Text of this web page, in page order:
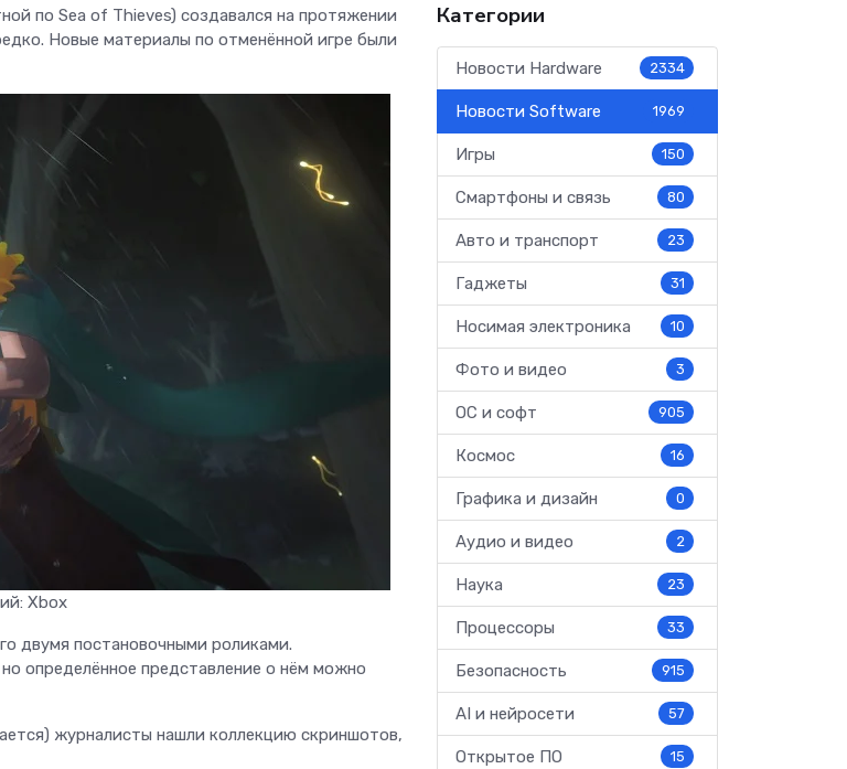
по Sea of Thieves) создавался на протяжении
Новые материалы по отменённой игре были
Xbox
двумя постановочными роликами.
определённое представление о нём можно
журналисты нашли коллекцию скриншотов,
Категории
Новости Hardware 2334
Новости Software 1969
Игры 150
Смартфоны и связь 80
Авто и транспорт 23
Гаджеты 31
Носимая электроника 10
Фото и видео 3
ОС и софт 905
Космос 16
Графика и дизайн 0
Аудио и видео 2
Наука 23
Процессоры 33
Безопасность 915
AI и нейросети 57
Открытое ПО 15